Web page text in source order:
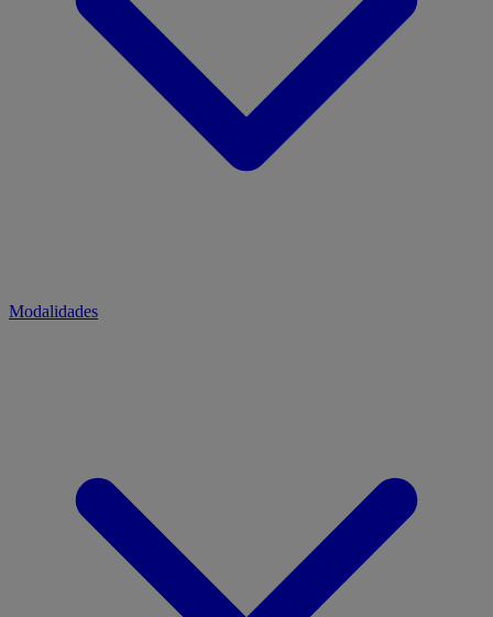
Modalidades